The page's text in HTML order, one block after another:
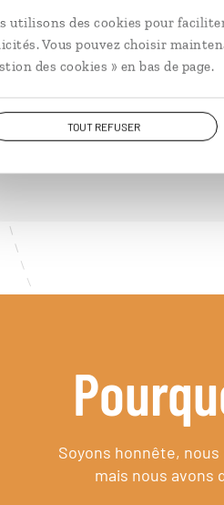
utilisons des cookies pour
Vous pouvez choisir
des cookies » en bas de page.
TOUT REFUSER
nuits
Soyons honnête,
mais nous